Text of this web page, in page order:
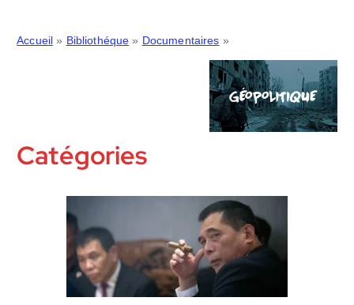
Accueil » Bibliothéque » Documentaires »
Catégories ‎ ‎